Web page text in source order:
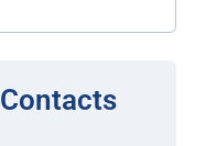
Contacts